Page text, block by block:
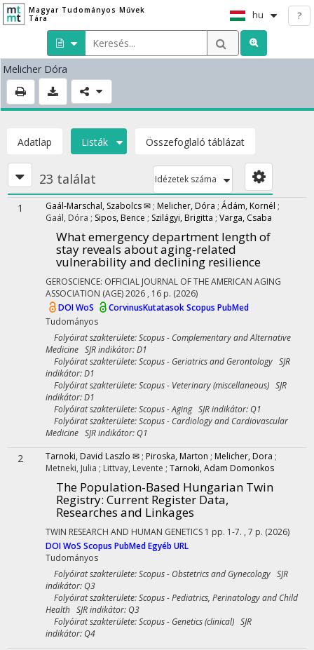
Magyar Tudományos Művek
Tára
hu ?
Melicher Dóra
Adatlap Listák Összefoglaló táblázat
23 találat Idézetek száma
1 Gaál-Marschal, Szabolcs ✉ ; Melicher, Dóra ; Ádám, Kornél ;
Gaál, Dóra ; Sipos, Bence ; Szilágyi, Brigitta ; Varga, Csaba
What emergency department length of
stay reveals about aging-related
vulnerability and declining resilience
GEROSCIENCE: OFFICIAL JOURNAL OF THE AMERICAN AGING
ASSOCIATION (AGE)2026 , 16 p. (2026)
DOIWoS CorvinusKutatasokScopus PubMed
Tudományos
Folyóirat szakterülete: Scopus - Complementary and Alternative
Medicine SJR indikátor: D1
Folyóirat szakterülete: Scopus - Geriatrics and Gerontology SJR
indikátor: D1
Folyóirat szakterülete: Scopus - Veterinary (miscellaneous) SJR
indikátor: D1
Folyóirat szakterülete: Scopus - Aging SJR indikátor: Q1
Folyóirat szakterülete: Scopus - Cardiology and Cardiovascular
Medicine SJR indikátor: Q1
2 Tarnoki, David Laszlo ✉ ; Piroska, Marton ; Melicher, Dora ;
Metneki, Julia ; Littvay, Levente ; Tarnoki, Adam Domonkos
The Population-Based Hungarian Twin
Registry: Current Register Data,
Researches and Linkages
TWIN RESEARCH AND HUMAN GENETICS 1 pp. 1-7. , 7 p. (2026)
DOIWoS Scopus PubMedEgyéb URL
Tudományos
Folyóirat szakterülete: Scopus - Obstetrics and Gynecology SJR
indikátor: Q3
Folyóirat szakterülete: Scopus - Pediatrics, Perinatology and Child
Health SJR indikátor: Q3
Folyóirat szakterülete: Scopus - Genetics (clinical) SJR
indikátor: Q4